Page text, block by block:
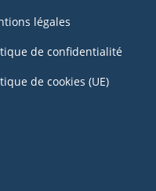
légales
de confidentialité
de cookies (UE)